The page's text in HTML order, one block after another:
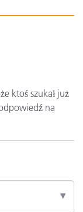
ktoś szukał już
na